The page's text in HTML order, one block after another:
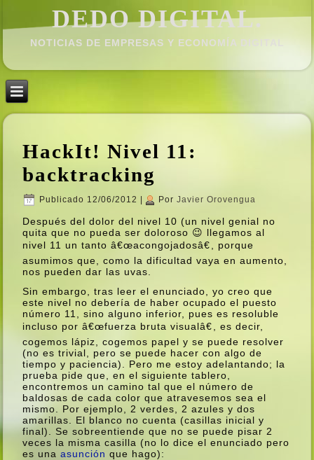
DEDO DIGITAL.
NOTICIAS DE EMPRESAS Y ECONOMÍ­A DIGITAL
HackIt! Nivel 11:
backtracking
Publicado 12/06/2012 Por Javier Orovengua
Después del dolor del nivel 10 (un nivel genial no
quita que no pueda ser doloroso 😉 llegamos al
nivel 11 un tanto â€œacongojadosâ€, porque
asumimos que, como la dificultad vaya en aumento,
nos pueden dar las uvas.
Sin embargo, tras leer el enunciado, yo creo que
este nivel no deberí­a de haber ocupado el puesto
número 11, sino alguno inferior, pues es resoluble
incluso por â€œfuerza bruta visualâ€, es decir,
cogemos lápiz, cogemos papel y se puede resolver
(no es trivial, pero se puede hacer con algo de
tiempo y paciencia). Pero me estoy adelantando; la
prueba pide que, en el siguiente tablero,
encontremos un camino tal que el número de
baldosas de cada color que atravesemos sea el
mismo. Por ejemplo, 2 verdes, 2 azules y dos
amarillas. El blanco no cuenta (casillas inicial y
final). Se sobreentiende que no se puede pisar 2
veces la misma casilla (no lo dice el enunciado pero
es unaasunción que hago):